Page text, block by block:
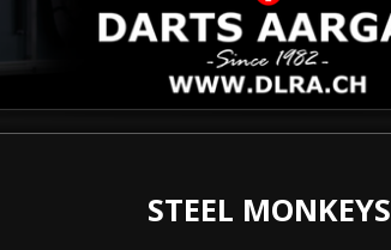
STEEL MONKEYS